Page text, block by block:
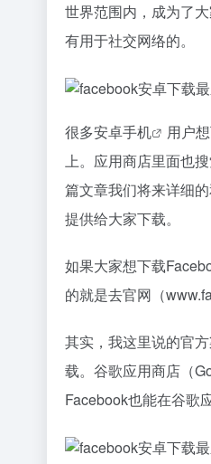
世界范围内，成为了
有用于社交网络的。
很多安卓手机
用户
上。应用商店里面也
篇文章我们将来详细
提供给大家下载。
如果大家想下载
的就是去官网（
其实，我这里说的官
载。谷歌应用商店（
Facebook也能在谷歌